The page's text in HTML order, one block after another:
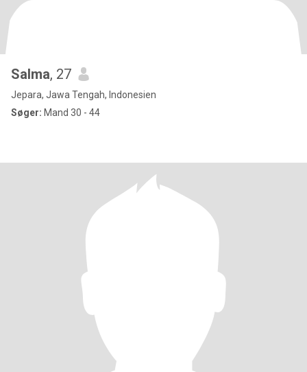
Salma, 27
Jepara, Jawa Tengah, Indonesien
Søger: Mand 30 - 44